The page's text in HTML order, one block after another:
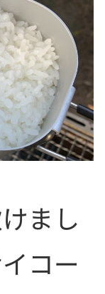
まし
コー